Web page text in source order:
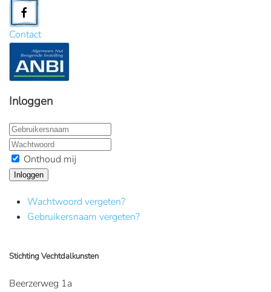
Contact
Inloggen
Onthoud mij
Inloggen
Wachtwoord vergeten?
Gebruikersnaam vergeten?
Stichting Vechtdalkunsten
Beerzerweg 1a